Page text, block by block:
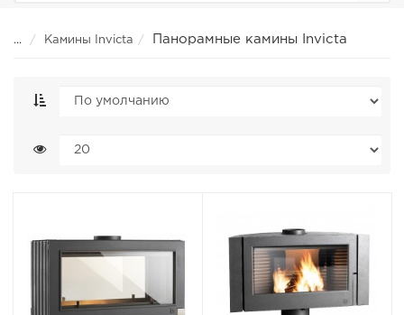
... Камины Invicta Панорамные камины Invicta